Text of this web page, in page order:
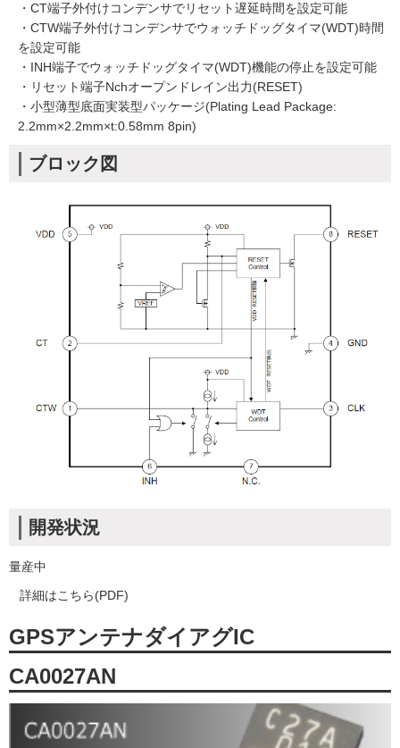
・CT端⼦外付けコンデンサでリセット遅延時間を設定可能
・CTW端⼦外付けコンデンサでウォッチドッグタイマ(WDT)時間
を設定可能
・INH端⼦でウォッチドッグタイマ(WDT)機能の停⽌を設定可能
・リセット端⼦Nchオープンドレイン出⼒(RESET)
・⼩型薄型底⾯実装型パッケージ(Plating Lead Package:
2.2mm×2.2mm×t:0.58mm 8pin)
ブロック図
開発状況
量産中
詳細はこちら(PDF)
GPSアンテナダイアグIC
CA0027AN